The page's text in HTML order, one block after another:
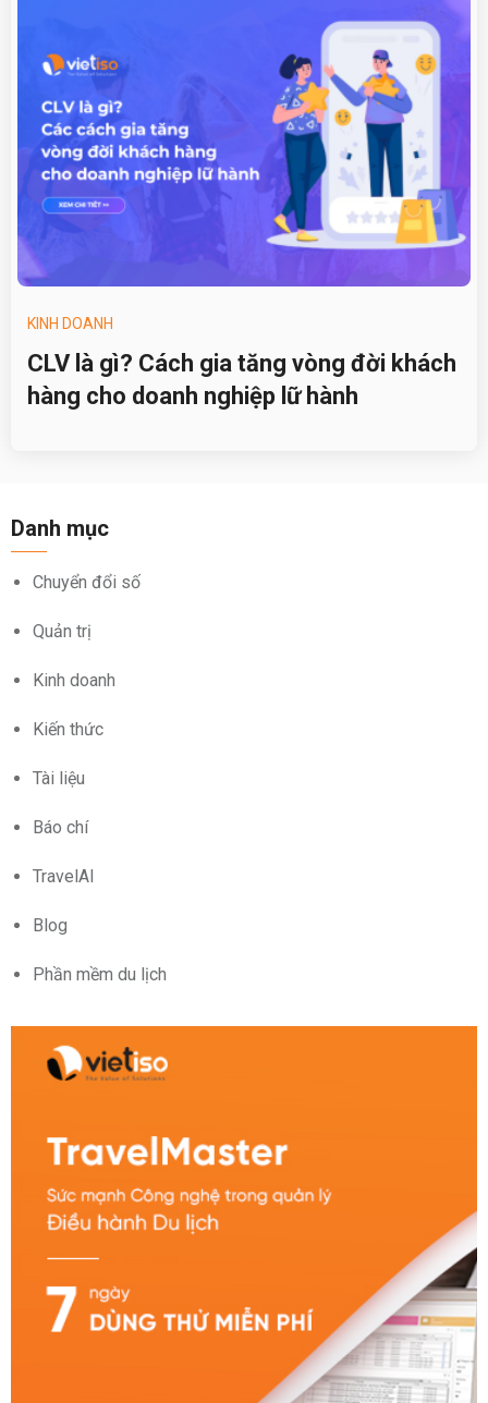
KINH DOANH
CLV là gì? Cách gia tăng vòng đời khách
hàng cho doanh nghiệp lữ hành
Danh mục
Chuyển đổi số
Quản trị
Kinh doanh
Kiến thức
Tài liệu
Báo chí
TravelAI
Blog
Phần mềm du lịch